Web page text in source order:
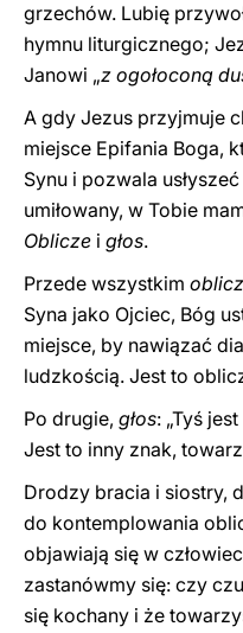
grzechów. Lubię
hymnu liturgicznego;
Janowi „z ogołoconą
A gdy Jezus przyjmuje
miejsce Epifania Boga,
Synu i pozwala
umiłowany, w Tobie
Oblicze i głos.
Przede wszystkim
Syna jako Ojciec, Bóg
miejsce, by nawiązać
ludzkością. Jest to
Po drugie, głos: „Tyś
Jest to inny znak,
Drodzy bracia i siostry,
do kontemplowania
objawiają się w
zastanówmy się: czy
się kochany i że